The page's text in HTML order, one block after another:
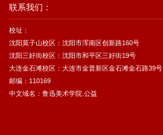
联系我们：
校址：
沈阳莫子山校区：沈阳市浑南区创新路160号
沈阳三好街校区：沈阳市和平区三好街19号
大连金石滩校区：大连市金普新区金石滩金石路39号
邮编：110169
中文域名：鲁迅美术学院.公益